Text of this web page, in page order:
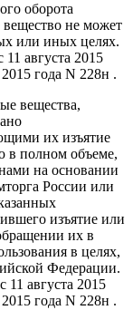
оборота
вещество не может
или иных целях.
августа 2015
года N 228н .
вещества,
их изъятие
в полном объеме,
на основании
России или
изъятие или
их в
в целях,
Федерации.
11 августа 2015
года N 228н .